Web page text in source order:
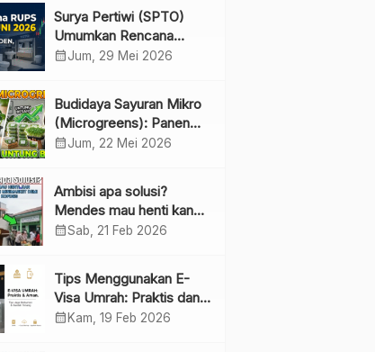
Surya Pertiwi (SPTO)
Umumkan Rencana
RUPS Tahunan Juni 2026,
Penguru
calendar_monthJum, 29 Mei 2026
Budidaya Sayuran Mikro
(Microgreens): Panen
Cepat, Untung Besar
calendar_monthJum, 22 Mei 2026
Ambisi apa solusi?
Mendes mau henti kan
penyebaran minimarket
calendar_monthSab, 21 Feb 2026
Tips Menggunakan E-
Visa Umrah: Praktis dan
Cepat
calendar_month Kam, 19 Feb 2026